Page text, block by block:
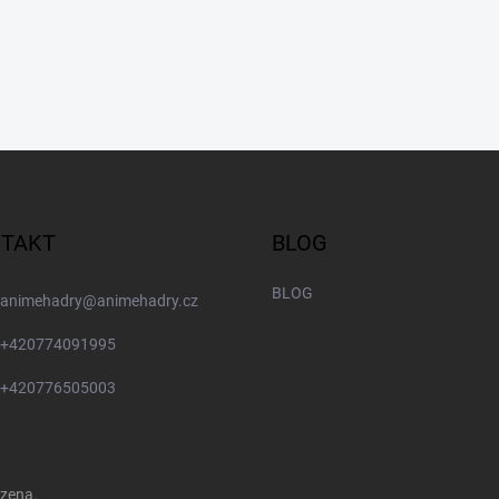
animehadry@animehadry.cz
+420774091995
+420776505003
BLOG
BLOG